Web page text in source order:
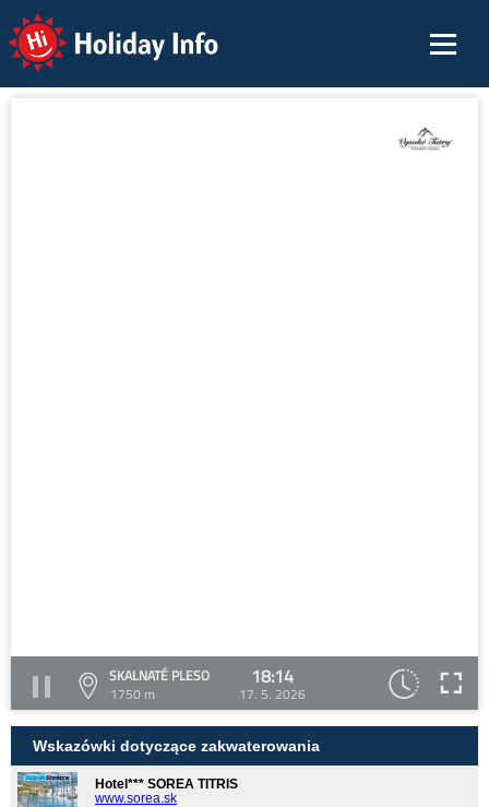
Holiday Info
SKALNATÉ PLESO
1750 m
18:14
17. 5. 2026
Wskazówki dotyczące zakwaterowania
Hotel*** SOREA TITRIS
www.sorea.sk